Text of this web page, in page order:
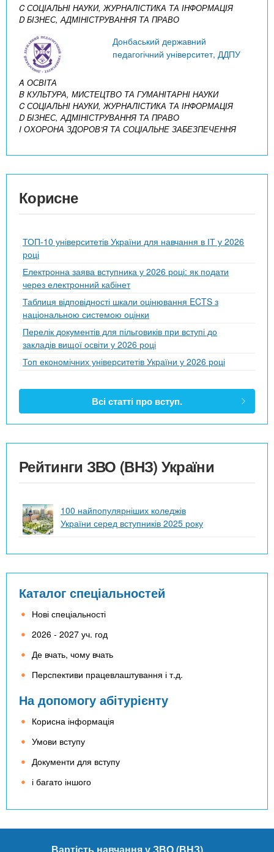
C СОЦІАЛЬНІ НАУКИ, ЖУРНАЛІСТИКА ТА ІНФОРМАЦІЯ
D БІЗНЕС, АДМІНІСТРУВАННЯ ТА ПРАВО
Донбаський державний
педагогічний університет, ДДПУ
A ОСВІТА
B КУЛЬТУРА, МИСТЕЦТВО ТА ГУМАНІТАРНІ НАУКИ
C СОЦІАЛЬНІ НАУКИ, ЖУРНАЛІСТИКА ТА ІНФОРМАЦІЯ
D БІЗНЕС, АДМІНІСТРУВАННЯ ТА ПРАВО
I ОХОРОНА ЗДОРОВ’Я ТА СОЦІАЛЬНЕ ЗАБЕЗПЕЧЕННЯ
Корисне
ТОП-10 університетів України для навчання в ІТ у 2026
році
Електронна заява вступника у 2026 році: як подати
через електронний кабінет
Таблиця відповідності шкали оцінювання ECTS з
національною системою оцінки
Перелік документів для пільговиків при вступі до
закладів вищої освіти у 2026 році
Топ економічних університетів України у 2026 році
Всі статті про вступ.
Рейтинги ЗВО (ВНЗ) України
100 найпопулярніших коледжів
України серед вступників 2025 року
Каталог спеціальностей
Нові спеціальності
2026 - 2027 уч. год
Де вчать, чому вчать
Перспективи працевлаштування і т.д.
На допомогу абітурієнту
Корисна інформація
Умови вступу
Документи для вступу
і багато іншого